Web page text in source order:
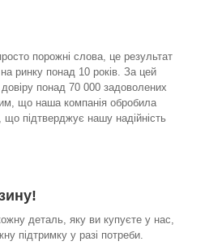
порожні слова, це результат
на ринку понад 10 років. За цей
понад 70 000 задоволених
що наша компанія обробила
підтверджує нашу надійність
деталь, яку ви купуєте у нас,
підтримку у разі потреби.